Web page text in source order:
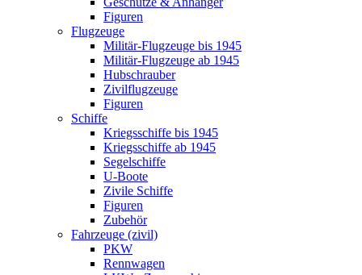
Figuren
Flugzeuge
Militär-Flugzeuge bis 1945
Militär-Flugzeuge ab 1945
Hubschrauber
Zivilflugzeuge
Figuren
Schiffe
Kriegsschiffe bis 1945
Kriegsschiffe ab 1945
Segelschiffe
U-Boote
Zivile Schiffe
Figuren
Zubehör
Fahrzeuge (zivil)
PKW
Rennwagen